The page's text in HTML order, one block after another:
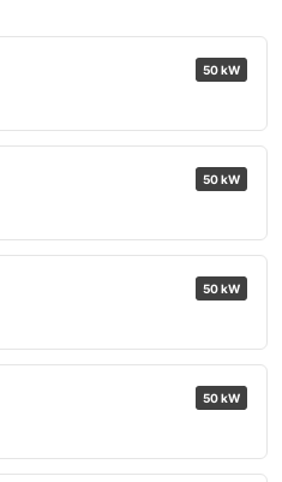
50 kW
50 kW
50 kW
50 kW